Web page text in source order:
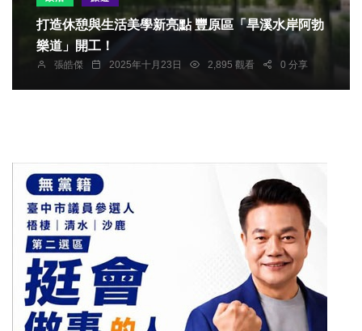
打造休憩與生活美學新亮點 豐原區「旱溪水岸阿勃
樂道」開工！
張皓傑 2025年十月23日 2,895 觀看 0 分享